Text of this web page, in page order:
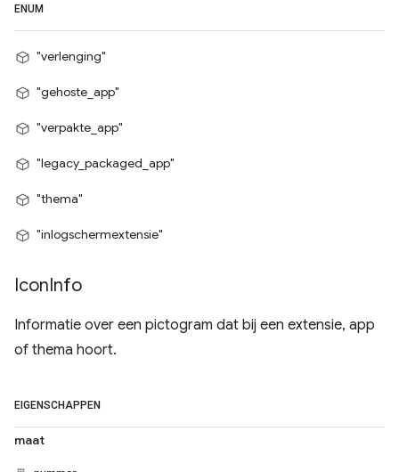
ENUM
"verlenging"
"gehoste_app"
"verpakte_app"
"legacy_packaged_app"
"thema"
"inlogschermextensie"
IconInfo
Informatie over een pictogram dat bij een extensie, app
of thema hoort.
EIGENSCHAPPEN
maat